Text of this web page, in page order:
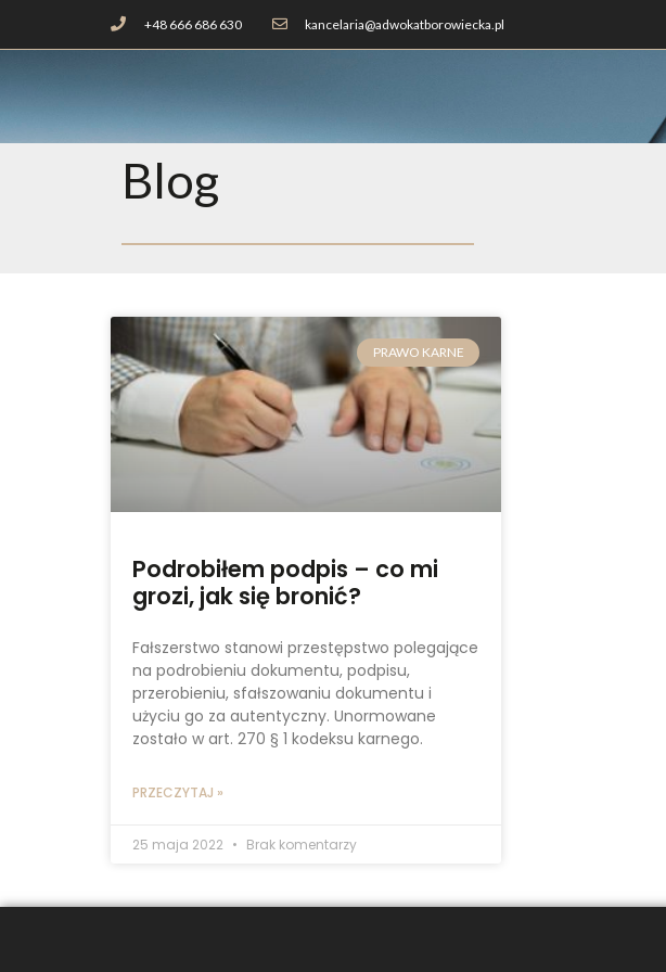
+48 666 686 630 kancelaria@adwokatborowiecka.pl
Blog
PRAWO KARNE
Podrobiłem podpis – co mi
grozi, jak się bronić?
Fałszerstwo stanowi przestępstwo polegające
na podrobieniu dokumentu, podpisu,
przerobieniu, sfałszowaniu dokumentu i
użyciu go za autentyczny. Unormowane
zostało w art. 270 § 1 kodeksu karnego.
PRZECZYTAJ »
25 maja 2022 Brak komentarzy